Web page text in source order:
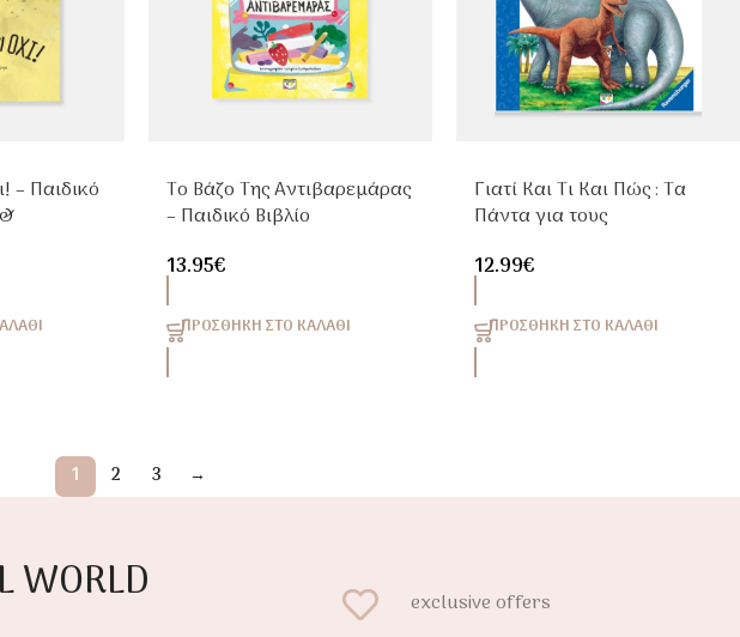
– Παιδικό
Το Βάζο Της Αντιβαρεμάρας
– Παιδικό Βιβλίο
4+ | Δημιουργική
13.95€
ΠΡΟΣΘΉΚΗ ΣΤΟ ΚΑΛΆΘΙ
Γιατί Και Τι Και Πώς : Τα
Πάντα για τους
Εκπαιδευτικό Παιδικό
Παραθυράκια 5+
12.99€
ΠΡΟΣΘΉΚΗ ΣΤΟ ΚΑΛΆΘΙ
1 2 3 →
WORLD exclusive offers